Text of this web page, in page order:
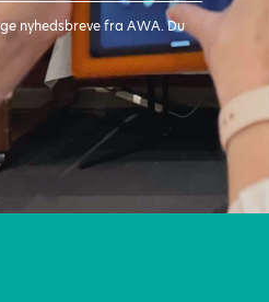
nyhedsbreve fra AWA. Du